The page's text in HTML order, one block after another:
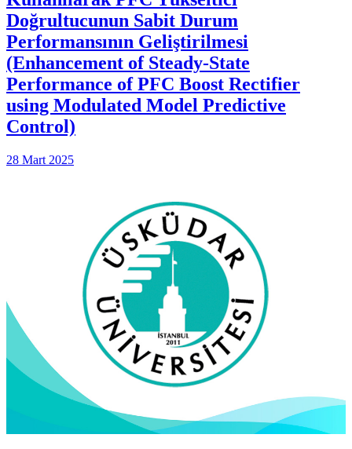
Doğrultucunun Sabit Durum
Performansının Geliştirilmesi
(Enhancement of Steady-State
Performance of PFC Boost Rectifier
using Modulated Model Predictive
Control)
28 Mart 2025